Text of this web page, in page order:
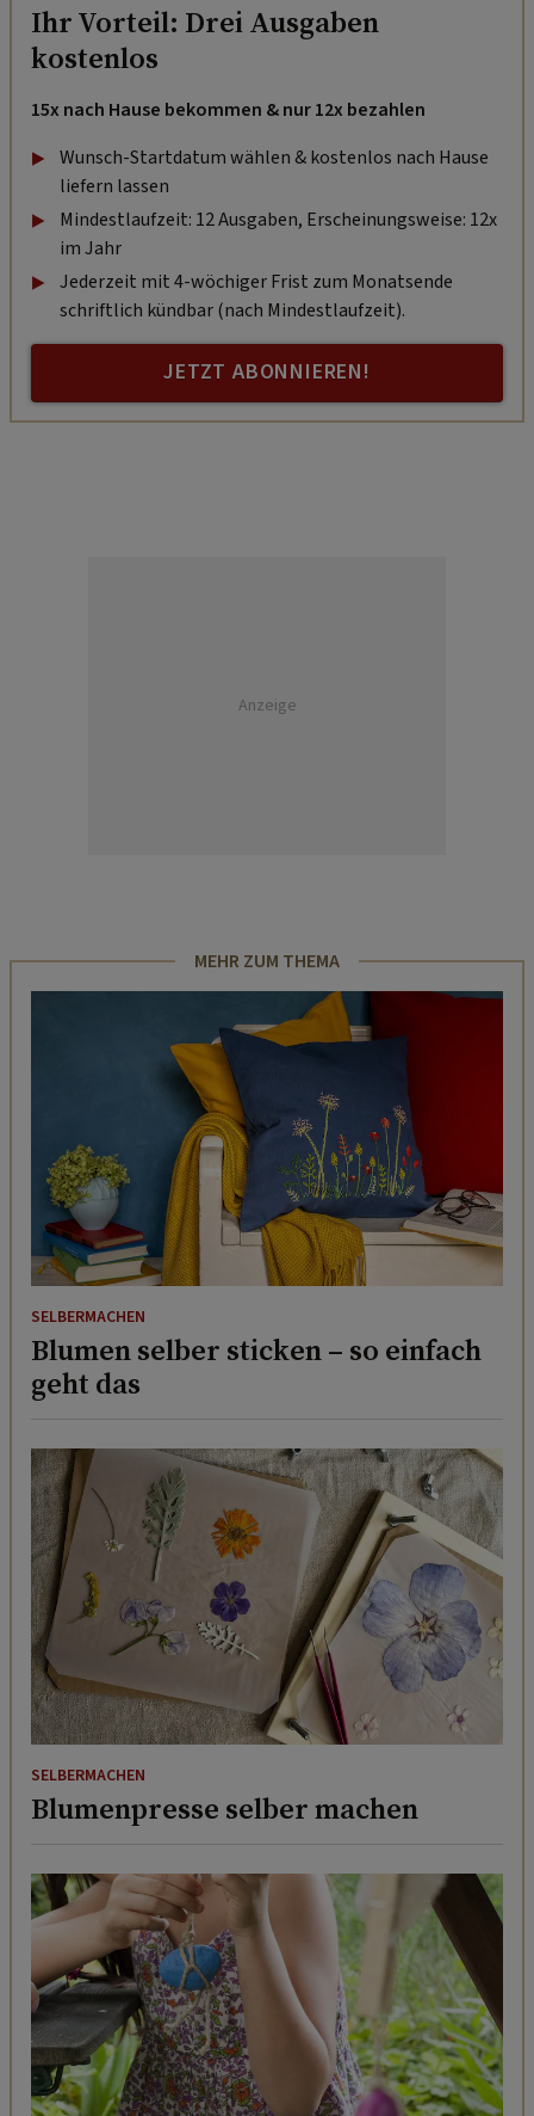
Ihr Vorteil: Drei Ausgaben
kostenlos
15x nach Hause bekommen & nur 12x bezahlen
Wunsch-Startdatum wählen & kostenlos nach Hause
liefern lassen
Mindestlaufzeit: 12 Ausgaben, Erscheinungsweise: 12x
im Jahr
Jederzeit mit 4-wöchiger Frist zum Monatsende
schriftlich kündbar (nach Mindestlaufzeit).
JETZT ABONNIEREN!
Anzeige
MEHR ZUM THEMA
SELBERMACHEN
Blumen selber sticken – so einfach
geht das
SELBERMACHEN
Blumenpresse selber machen